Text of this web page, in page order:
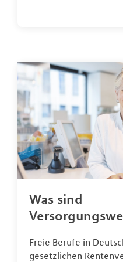
Was sind
Freie Berufe in
gesetzlichen